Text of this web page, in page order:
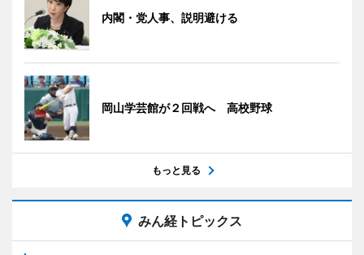
内閣・党人事、説明避ける
岡山学芸館が２回戦へ 高校野球
もっと見る
みん経トピックス